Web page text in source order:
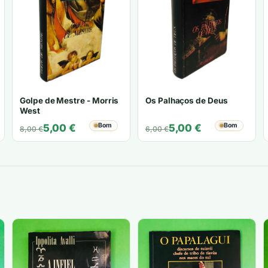
Golpe de Mestre - Morris
West
8,00€
O
preço
5,00 €
O
preço
Bom
Os Palhaços de Deus
6,00€
O
preço
5,00 €
O
preço
Bom